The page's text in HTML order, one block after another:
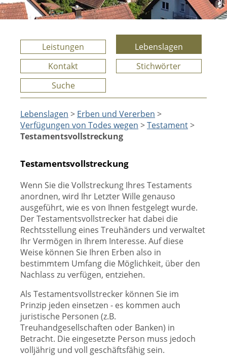
Leistungen
Lebenslagen
Kontakt
Stichwörter
Suche
Lebenslagen > Erben und Vererben >
Verfügungen von Todes wegen >Testament>
Testamentsvollstreckung
Testamentsvollstreckung
Wenn Sie die Vollstreckung Ihres Testaments
anordnen, wird Ihr Letzter Wille genauso
ausgeführt, wie es von Ihnen festgelegt wurde.
Der Testamentsvollstrecker hat dabei die
Rechtsstellung eines Treuhänders und verwaltet
Ihr Vermögen in Ihrem Interesse. Auf diese
Weise können Sie Ihren Erben also in
bestimmtem Umfang die Möglichkeit, über den
Nachlass zu verfügen, entziehen.
Als Testamentsvollstrecker können Sie im
Prinzip jeden einsetzen - es kommen auch
juristische Personen (z.B.
Treuhandgesellschaften oder Banken) in
Betracht. Die eingesetzte Person muss jedoch
volljährig und voll geschäftsfähig sein.